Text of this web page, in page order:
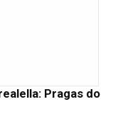
Pragas do